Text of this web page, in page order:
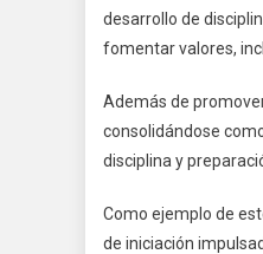
desarrollo de
fomentar valores,
Además de
consolidándose
disciplina y
Como ejemplo de
de iniciación